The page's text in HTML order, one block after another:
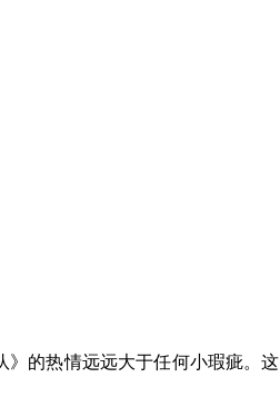
》的热情远远大于任何小瑕疵。这